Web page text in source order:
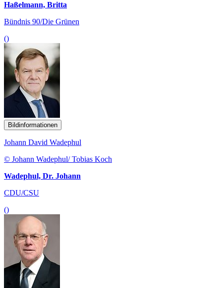
Haßelmann, Britta
Bündnis 90/Die Grünen
()
Bildinformationen
Johann David Wadephul
© Johann Wadephul/ Tobias Koch
Wadephul, Dr. Johann
CDU/CSU
()